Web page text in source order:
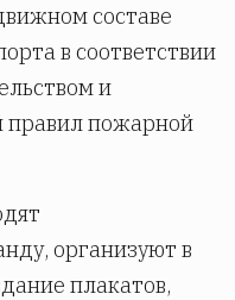
составе
в соответствии
и
правил пожарной
организуют в
плакатов,